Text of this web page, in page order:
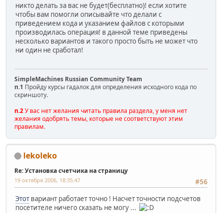
никто делать за вас не будет(бесплатно)! если хотите
чтобы вам помогли описывайте что делали с
приведением кода и указанием файлов с которыми
производилась операция! в данной теме приведены
несколько вариантов и такого просто быть не может что
ни один не сработал!
SimpleMachines Russian Community Team
п.1 Пройду курсы гадалок для определения исходного кода по
скриншоту.
п.2У вас нет желания читать правила раздела, у меня нет
желания одобрять темы, которые не соответствуют этим
правилам.
lekoleko
Re: Установка счетчика на страницу
#56
19 октября 2006, 18:35:47
Этот вариант работает точно ! Насчет точности подсчетов
посетителе ничего сказать не могу ...